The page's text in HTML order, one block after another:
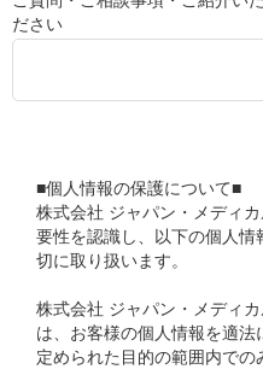
ださい
■個人情報の保護について■
株式会社 ジャパン・メディ
要性を認識し、以下の個人
切に取り扱います。
株式会社 ジャパン・メディ
は、お客様の個人情報を適
定められた目的の範囲内での